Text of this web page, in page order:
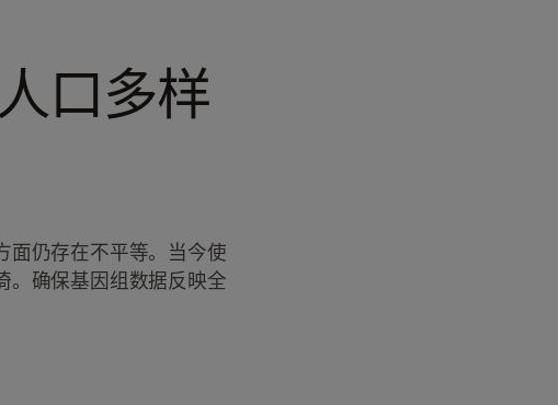
口多样
面仍存在不平等。当今使
。确保基因组数据反映全